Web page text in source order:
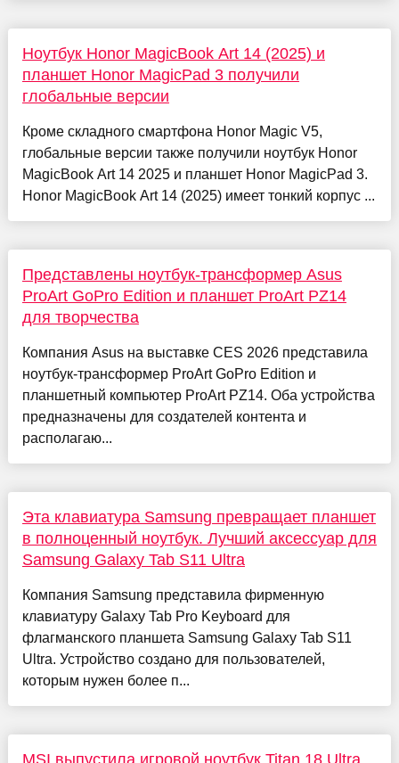
Ноутбук Honor MagicBook Art 14 (2025) и
планшет Honor MagicPad 3 получили
глобальные версии
Кроме складного смартфона Honor Magic V5,
глобальные версии также получили ноутбук Honor
MagicBook Art 14 2025 и планшет Honor MagicPad 3.
Honor MagicBook Art 14 (2025) имеет тонкий корпус ...
Представлены ноутбук-трансформер Asus
ProArt GoPro Edition и планшет ProArt PZ14
для творчества
Компания Asus на выставке CES 2026 представила
ноутбук-трансформер ProArt GoPro Edition и
планшетный компьютер ProArt PZ14. Оба устройства
предназначены для создателей контента и
располагаю...
Эта клавиатура Samsung превращает планшет
в полноценный ноутбук. Лучший аксессуар для
Samsung Galaxy Tab S11 Ultra
Компания Samsung представила фирменную
клавиатуру Galaxy Tab Pro Keyboard для
флагманского планшета Samsung Galaxy Tab S11
Ultra. Устройство создано для пользователей,
которым нужен более п...